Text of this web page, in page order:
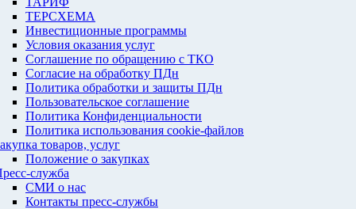
ТЕРСХЕМА
Инвестиционные программы
Условия оказания услуг
Соглашение по обращению с ТКО
Согласие на обработку ПДн
Политика обработки и защиты ПДн
Пользовательское соглашение
Политика Конфиденциальности
Политика использования cookie-файлов
товаров, услуг
Положение о закупках
служба
СМИ о нас
Контакты пресс-службы